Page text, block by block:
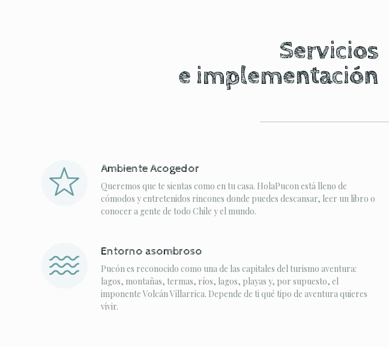
Servicios
e implementación
Ambiente Acogedor
Queremos que te sientas como en tu casa. HolaPucon está lleno de
cómodos y entretenidos rincones donde puedes descansar, leer un libro o
conocer a gente de todo Chile y el mundo.
Entorno asombroso
Pucón es reconocido como una de las capitales del turismo aventura:
lagos, montañas, termas, ríos, lagos, playas y, por supuesto, el
imponente Volcán Villarrica. Depende de ti qué tipo de aventura quieres
vivir.